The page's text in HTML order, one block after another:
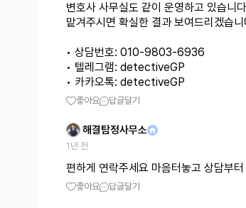
변호사 사무실도 같이 운영하고 있습니다
맡겨주시면 확실한 결과 보여드리겠습
• 상담번호: 010-9803-6936
• 텔레그램: detectiveGP
• 카카오톡: detectiveGP
좋아요 답글달기
해결탐정사무소
1년 전
편하게 연락주세요 마음터놓고 상담
좋아요 답글달기